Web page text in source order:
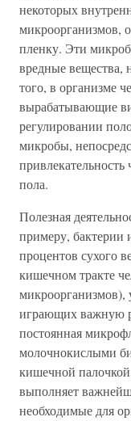
некоторых
микроорганизмов,
пленку. Эти
вредные вещества,
того, в организме
вырабатывающие
регулировании
микробы,
пола.
Полезная
примеру, бактерии
процентов сухого
кишечном тракте
микроорганизмов),
играющих важную
постоянная
молочнокислыми
кишечной
выполняет
необходимые для